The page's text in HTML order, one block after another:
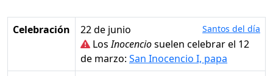
Celebración 22 de junio Santos del día
LosInocenciosuelen celebrar el 12
de marzo: San Inocencio I, papa